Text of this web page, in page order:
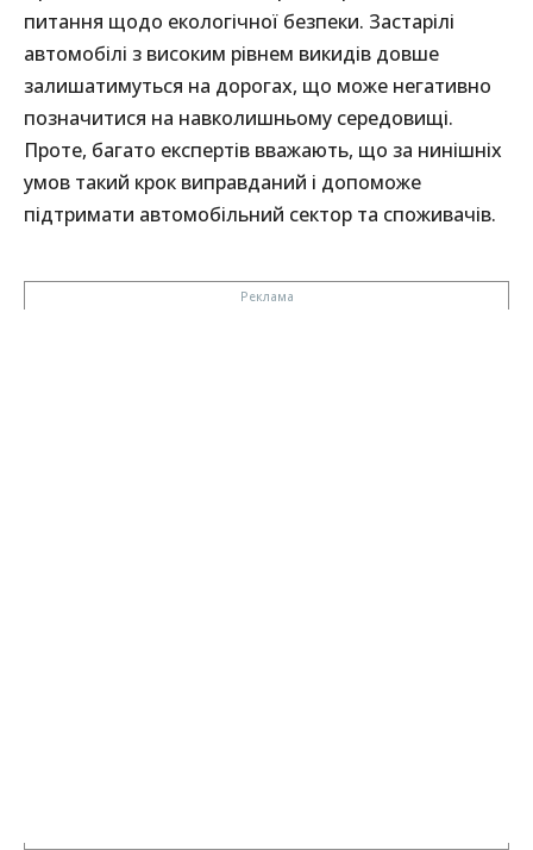
питання щодо екологічної безпеки. Застарілі
автомобілі з високим рівнем викидів довше
залишатимуться на дорогах, що може негативно
позначитися на навколишньому середовищі.
Проте, багато експертів вважають, що за нинішніх
умов такий крок виправданий і допоможе
підтримати автомобільний сектор та споживачів.